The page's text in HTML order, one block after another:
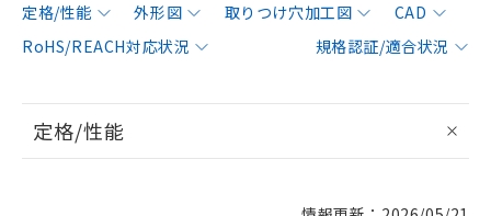
定格/性能 外形図 取りつけ穴加工図
CAD
RoHS/REACH対応状況
規格認証/適合状況
定格/性能